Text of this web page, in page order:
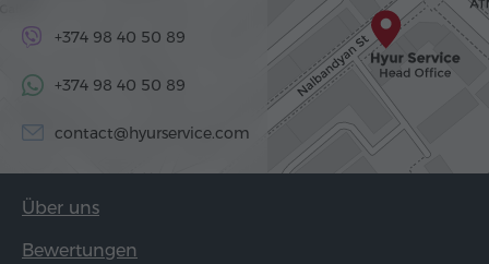
+374 98 40 50 89
+374 98 40 50 89
contact@hyurservice.com
Über uns
Bewertungen